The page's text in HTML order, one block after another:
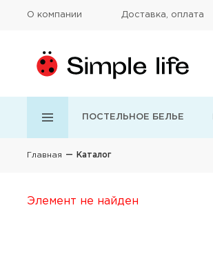
О компании Доставка, оплата
ПОСТЕЛЬНОЕ БЕЛЬЕ
Главная Каталог
Элемент не найден